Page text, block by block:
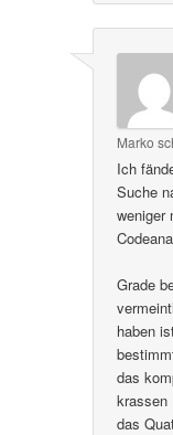
Marko
Ich
Suche
weniger
Grade
haben
das
krassen
das